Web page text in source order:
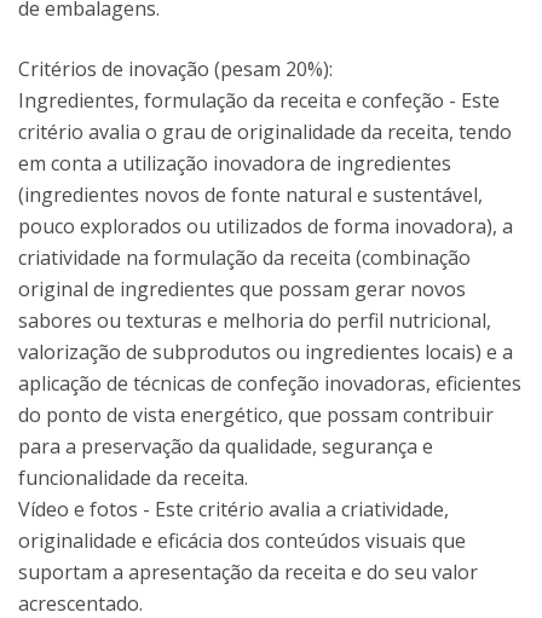
de embalagens.
Critérios de inovação (pesam 20%):
Ingredientes, formulação da receita e confeção - Este
critério avalia o grau de originalidade da receita, tendo
em conta a utilização inovadora de ingredientes
(ingredientes novos de fonte natural e sustentável,
pouco explorados ou utilizados de forma inovadora), a
criatividade na formulação da receita (combinação
original de ingredientes que possam gerar novos
sabores ou texturas e melhoria do perfil nutricional,
valorização de subprodutos ou ingredientes locais) e a
aplicação de técnicas de confeção inovadoras, eficientes
do ponto de vista energético, que possam contribuir
para a preservação da qualidade, segurança e
funcionalidade da receita.
Vídeo e fotos - Este critério avalia a criatividade,
originalidade e eficácia dos conteúdos visuais que
suportam a apresentação da receita e do seu valor
acrescentado.